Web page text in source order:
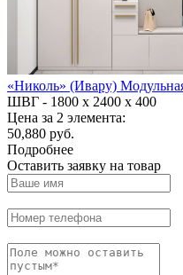
«Николь» (Ивару)
ШВГ - 1800 х 2400 х 400
Цена за 2 элемента:
50,880 руб.
Подробнее
Оставить заявку на товар